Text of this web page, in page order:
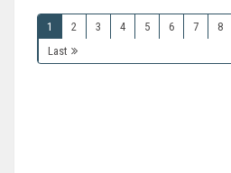
1 2 3 4 5 6 7 8
Last